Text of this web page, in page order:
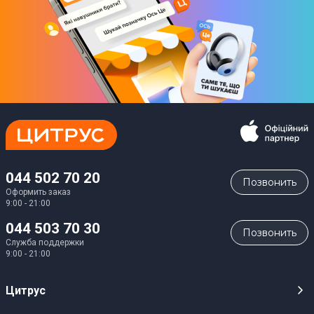
044 502 70 20
Оформить заказ
9:00 - 21:00
Позвонить
044 503 70 30
Служба поддержки
9:00 - 21:00
Позвонить
Цитрус